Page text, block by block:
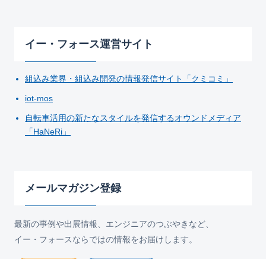
イー・フォース運営サイト
組込み業界・組込み開発の情報発信サイト「クミコミ」
iot-mos
自転車活用の新たなスタイルを発信するオウンドメディア
「HaNeRi」
メールマガジン登録
最新の事例や出展情報、エンジニアのつぶやきなど、
イー・フォースならではの情報をお届けします。